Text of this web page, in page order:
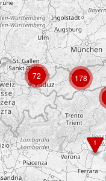
72 178
1